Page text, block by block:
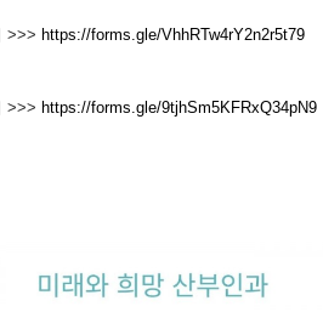
>>> https://forms.gle/VhhRTw4rY2n2r5t79
>>> https://forms.gle/9tjhSm5KFRxQ34pN9